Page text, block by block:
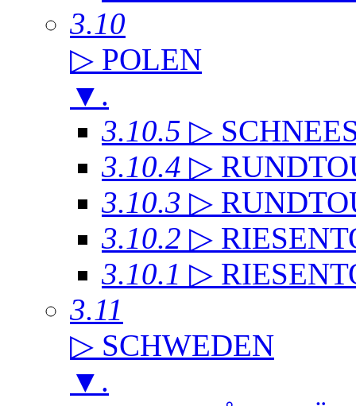
3.10
▷ POLEN
▼ .
3.10.5 ▷
3.10.4 ▷
3.10.3 ▷
3.10.2 ▷
3.10.1 ▷
3.11
▷ SCHWEDEN
▼ .